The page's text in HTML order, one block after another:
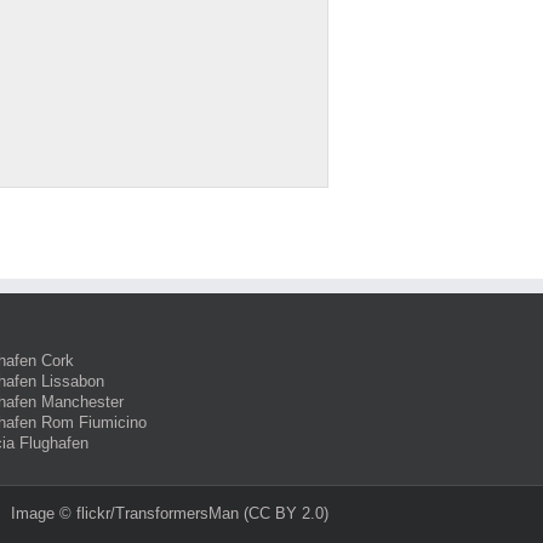
Cork
Lissabon
Manchester
Rom Fiumicino
Flughafen
Image © flickr/TransformersMan (CC BY 2.0)‎